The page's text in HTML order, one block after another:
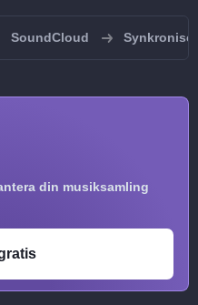
SoundCloud
din musiksamling